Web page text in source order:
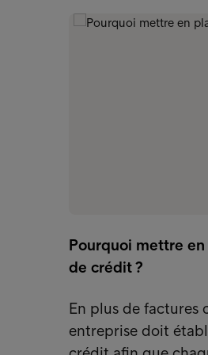
Pourquoi mettre
de crédit ?
En plus de factures
entreprise doit